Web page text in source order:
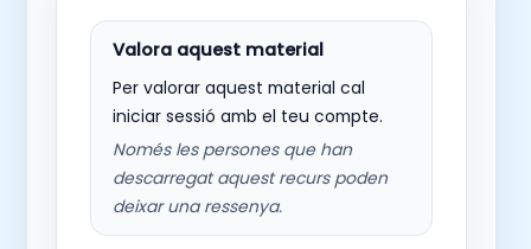
Per valorar aquest material cal
iniciar sessió amb el teu compte.
Només les persones que han
descarregat aquest recurs poden
deixar una ressenya.